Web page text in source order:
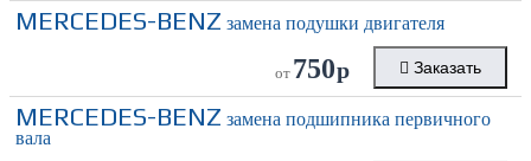
MERCEDES-BENZ замена подушки двигателя
от 750р Заказать
MERCEDES-BENZ замена подшипника первичного
вала